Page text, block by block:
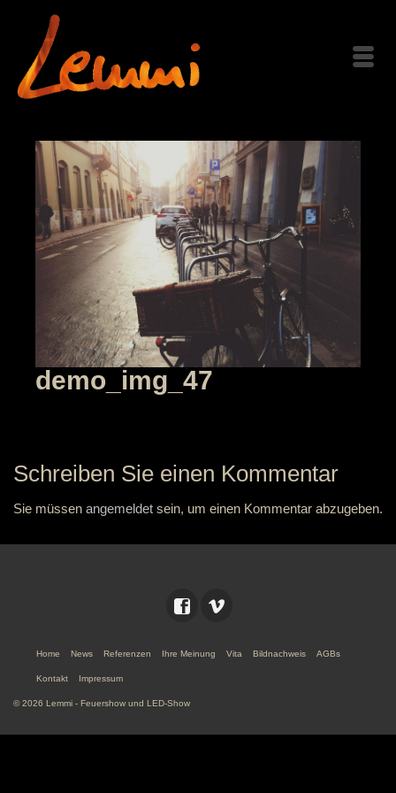
demo_img_47
Schreiben Sie einen Kommentar
Sie müssen angemeldet sein, um einen Kommentar abzugeben.
Home News Referenzen Ihre Meinung Vita Bildnachweis AGBs
Kontakt Impressum
© 2026 Lemmi - Feuershow und LED-Show